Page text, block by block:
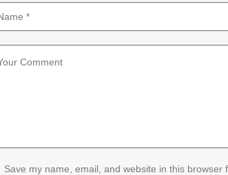
Save my name, email, and website in this browser